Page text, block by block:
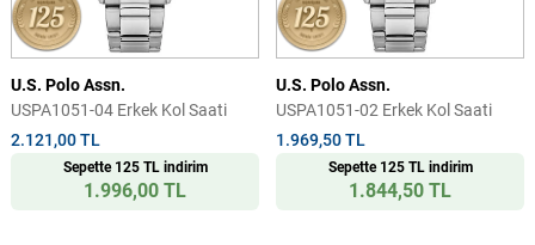
U.S. Polo Assn.
USPA1051-04 Erkek Kol Saati
2.121,00 TL
Sepette 125 TL indirim
1.996,00 TL
U.S. Polo Assn.
USPA1051-02 Erkek Kol Saati
1.969,50 TL
Sepette 125 TL indirim
1.844,50 TL